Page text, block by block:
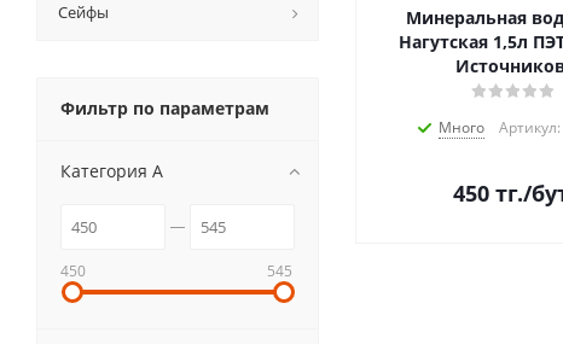
Минеральная
Нагутская 1,5л
Много
450тг./
Сейфы
Фильтр по параметрам
Категория А
450 545